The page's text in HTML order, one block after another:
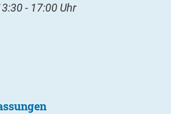
- 17:00 Uhr